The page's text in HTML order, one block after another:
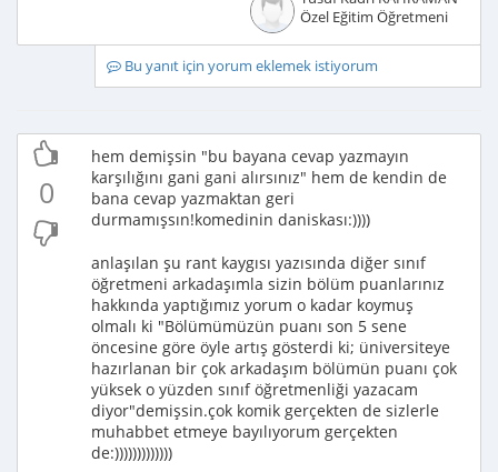
Özel Eğitim Öğretmeni
Bu yanıt için yorum eklemek istiyorum
0
hem demişsin "bu bayana cevap yazmayın
karşılığını gani gani alırsınız" hem de kendin de
bana cevap yazmaktan geri
durmamışsın!komedinin daniskası:))))
anlaşılan şu rant kaygısı yazısında diğer sınıf
öğretmeni arkadaşımla sizin bölüm puanlarınız
hakkında yaptığımız yorum o kadar koymuş
olmalı ki "Bölümümüzün puanı son 5 sene
öncesine göre öyle artış gösterdi ki; üniversiteye
hazırlanan bir çok arkadaşım bölümün puanı çok
yüksek o yüzden sınıf öğretmenliği yazacam
diyor"demişsin.çok komik gerçekten de sizlerle
muhabbet etmeye bayılıyorum gerçekten
de:)))))))))))))